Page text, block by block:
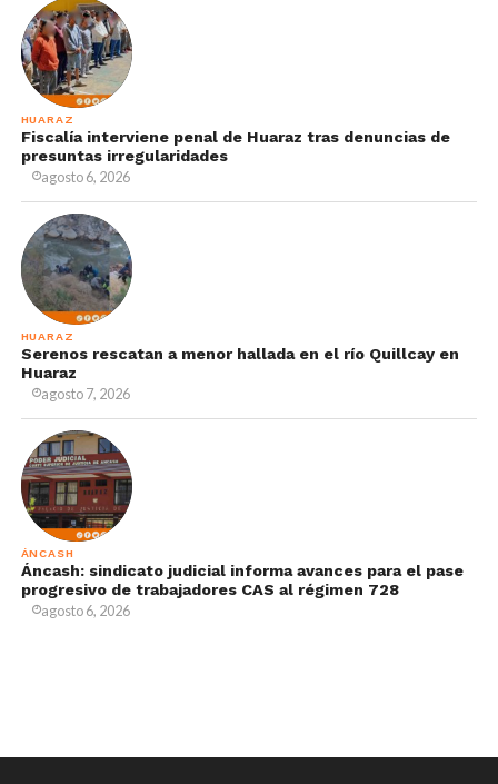
HUARAZ
Fiscalía interviene penal de Huaraz tras denuncias de
presuntas irregularidades
agosto 6, 2026
HUARAZ
Serenos rescatan a menor hallada en el río Quillcay en
Huaraz
agosto 7, 2026
ÁNCASH
Áncash: sindicato judicial informa avances para el pase
progresivo de trabajadores CAS al régimen 728
agosto 6, 2026